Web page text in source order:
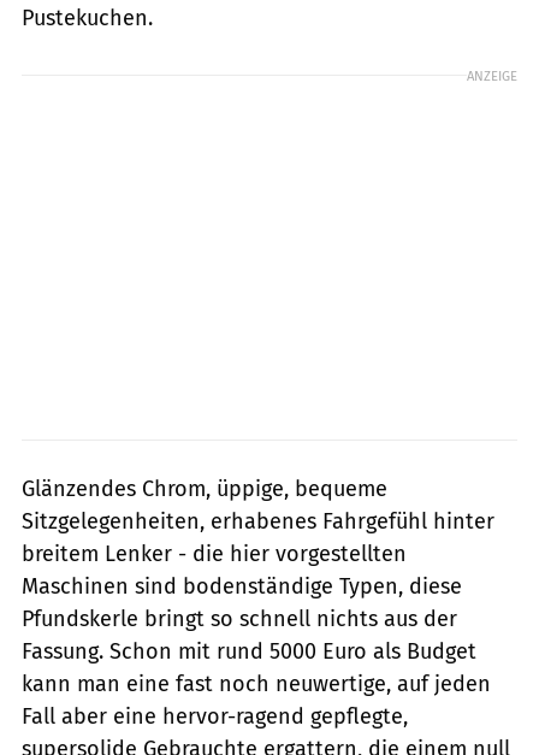
Pustekuchen.
ANZEIGE
Glänzendes Chrom, üppige, bequeme
Sitzgelegenheiten, erhabenes Fahrgefühl hinter
breitem Lenker - die hier vorgestellten
Maschinen sind bodenständige Typen, diese
Pfundskerle bringt so schnell nichts aus der
Fassung. Schon mit rund 5000 Euro als Budget
kann man eine fast noch neuwertige, auf jeden
Fall aber eine hervor-ragend gepflegte,
supersolide Gebrauchte ergattern, die einem null